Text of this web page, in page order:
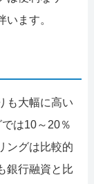
ます。
も大幅に高い
は10～20％
ングは比較的
銀行融資と比